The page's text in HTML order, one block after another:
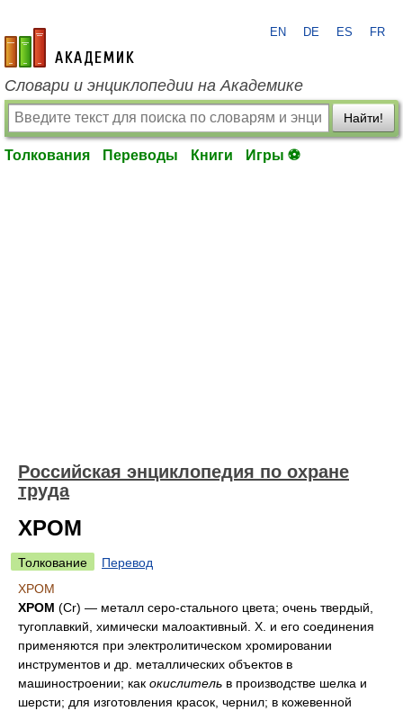
academic.ru
EN DE ES FR
Словари и энциклопедии на Академике
Найти!
Толкования Переводы Книги Игры ⚽
Российская энциклопедия по охране
труда
ХРОМ
Толкование
Перевод
ХРОМ
ХРОМ (Cr) — металл серо-стального цвета; очень твердый,
тугоплавкий, химически малоактивный. Х. и его соединения
применяются при электролитическом хромировании
инструментов и др. металлических объектов в
машиностроении; как окислитель в производстве шелка и
шерсти; для изготовления красок, чернил; в кожевенной